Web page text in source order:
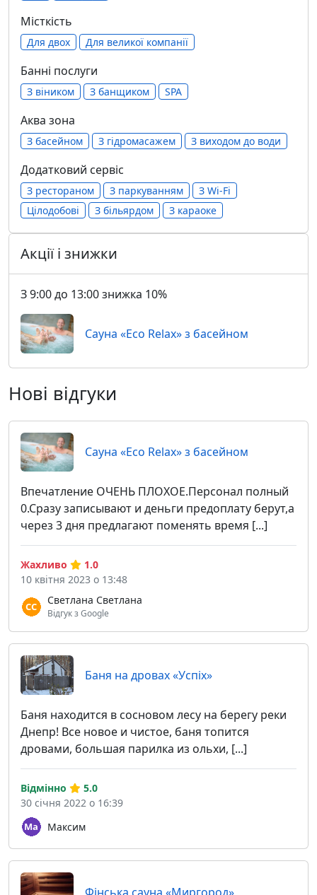
Місткість
Для двох Для великої компанії
Банні послуги
З віником З банщиком SPA
Аква зона
З басейном З гідромасажем З виходом до води
Додатковий сервіс
З рестораном З паркуванням
З Wi-Fi
Цілодобові
З більярдом З караоке
Акції і знижки
З 9:00 до 13:00 знижка 10%
Сауна «Eco Relax» з басейном
Нові відгуки
Сауна «Eco Relax» з басейном
Впечатление ОЧЕНЬ ПЛОХОЕ.Персонал полный
0.Сразу записывают и деньги предоплату берут,а
через 3 дня предлагают поменять время [...]
Светлана Светлана
Відгук з Google
Жахливо
1.0
10 квітня 2023 о 13:48
Баня на дровах «Успіх»
Баня находится в сосновом лесу на берегу реки
Днепр! Все новое и чистое, баня топится
дровами, большая парилка из ольхи, [...]
Максим
Відмінно
5.0
30 січня 2022 о 16:39